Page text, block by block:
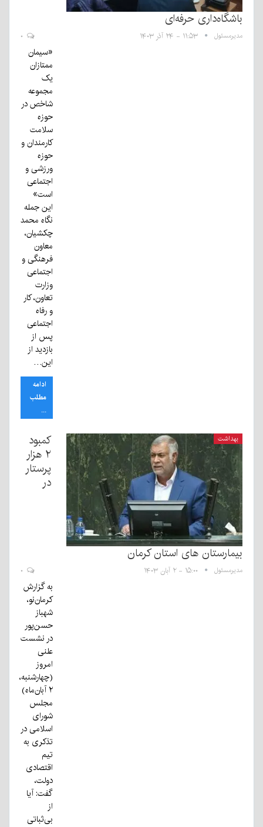
باشگاه‌داری حرفه‌ای
مدیرمسئول ۱۱:۵۳ - ۲۴ آذر ۱۴۰۳
«سیمان
ممتازان
یک
مجموعه
شاخص در
حوزه
سلامت
کارمندان و
حوزه
ورزشی و
اجتماعی
است»
این جمله
نگاه محمد
چکشیان،
معاون
فرهنگی و
اجتماعی
وزارت
تعاون، کار
و رفاه
اجتماعی
پس از
بازدید از
این…
ادامه
مطلب
...
بهداشت
کمبود
۲ هزار
پرستار
در
بیمارستان های استان کرمان
مدیرمسئول ۱۵:۰۰ - ۲ آبان ۱۴۰۳
به گزارش
کرمان‌نو،
شهباز
حسن‌پور
در نشست
علنی
امروز
(چهارشنبه،
۲ آبان‌ماه)
مجلس
شورای
اسلامی در
تذکری به
تیم
اقتصادی
دولت،
گفت: آیا
از
بی‌ثباتی